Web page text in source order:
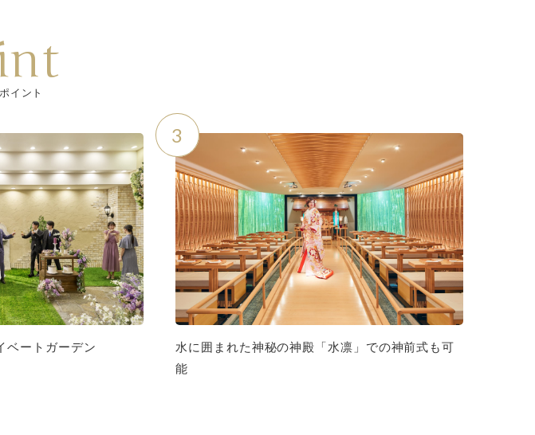
イント
ベートガーデン
3
水に囲まれた神秘の神殿「水凛」での神前式も可
能